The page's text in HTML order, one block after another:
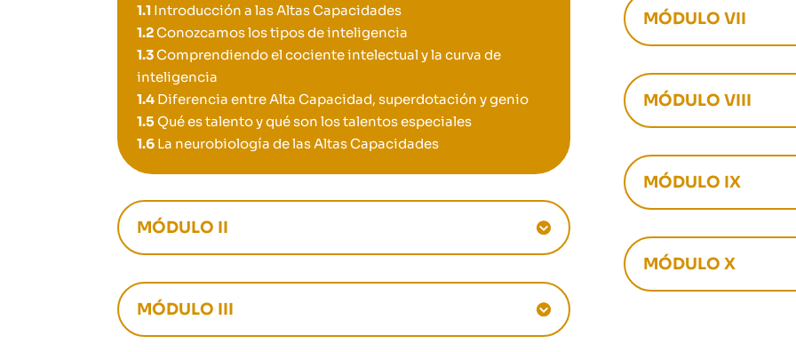
1.1 Introducción a las Altas Capacidades
1.2Conozcamos los tipos de inteligencia
1.3Comprendiendo el cociente intelectual y la curva de
inteligencia
1.4 Diferencia entre Alta Capacidad, superdotación y genio
1.5Qué es talento y qué son los talentos especiales
1.6 La neurobiología de las Altas Capacidades
MÓDULO II
MÓDULO III
MÓDULO VII
MÓDULO VIII
MÓDULO IX
MÓDULO X